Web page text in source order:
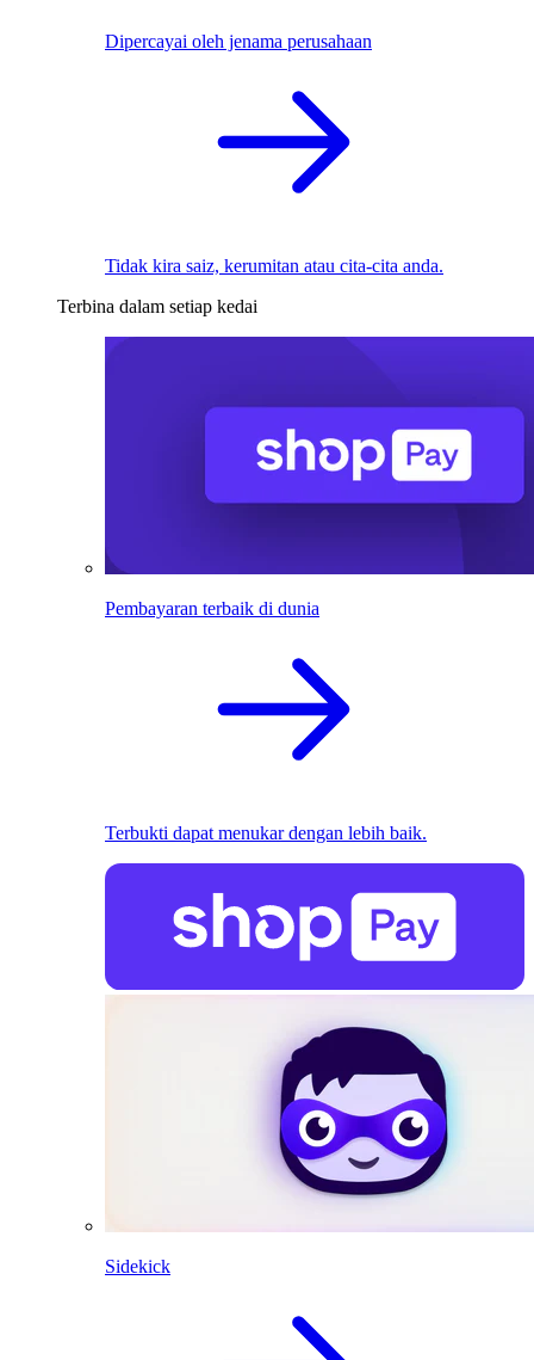
Dipercayai oleh jenama perusahaan
Tidak kira saiz, kerumitan atau cita-cita anda.
Terbina dalam setiap kedai
Pembayaran terbaik di dunia
Terbukti dapat menukar dengan lebih baik.
Sidekick